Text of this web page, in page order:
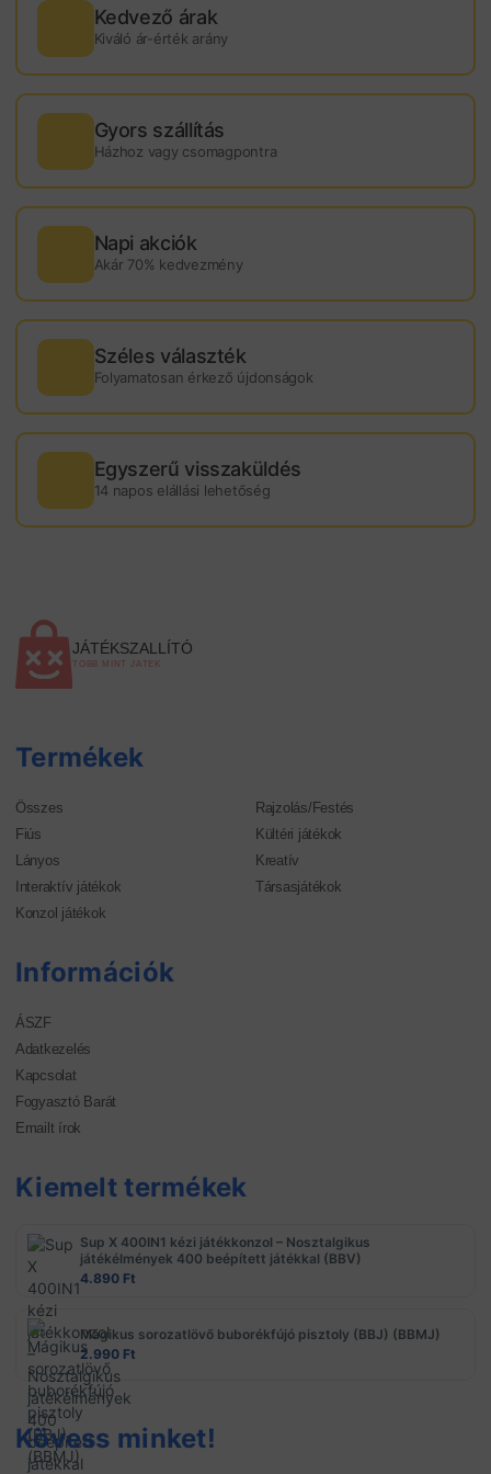
Kedvező árak
Kiváló ár-érték arány
Gyors szállítás
Házhoz vagy csomagpontra
Napi akciók
Akár 70% kedvezmény
Széles választék
Folyamatosan érkező újdonságok
Egyszerű visszaküldés
14 napos elállási lehetőség
JÁTÉKSZALLÍTÓ
TÖBB MINT JÁTÉK
Termékek
Összes
Fiús
Lányos
Interaktív játékok
Konzol játékok
Rajzolás/Festés
Kültéri játékok
Kreatív
Társasjátékok
Információk
ÁSZF
Adatkezelés
Kapcsolat
Fogyasztó Barát
Emailt írok
Kiemelt termékek
Sup X 400IN1 kézi játékkonzol – Nosztalgikus
játékélmények 400 beépített játékkal (BBV)
4.890 Ft
Mágikus sorozatlövő buborékfújó pisztoly (BBJ) (BBMJ)
2.990 Ft
Kövess minket!